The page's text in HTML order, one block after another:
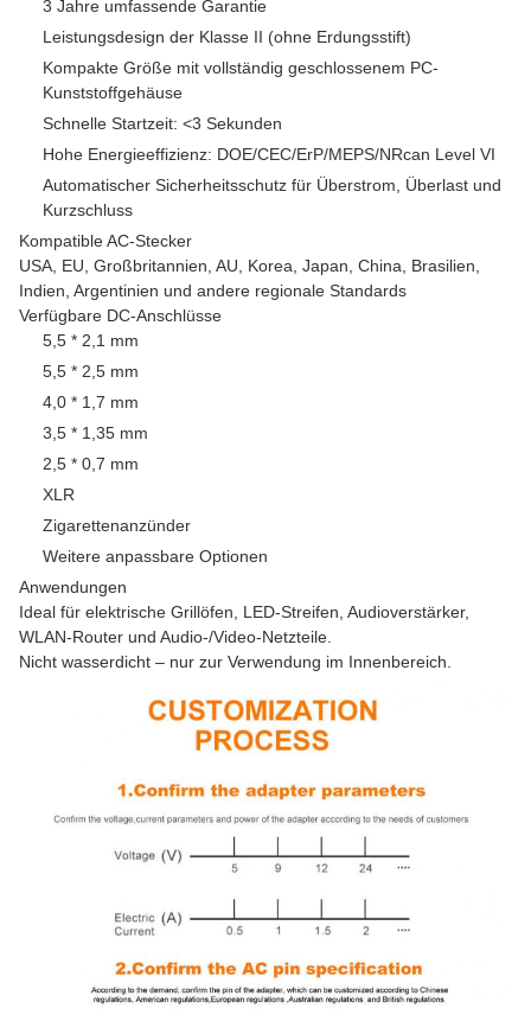
3 Jahre umfassende Garantie
Leistungsdesign der Klasse II (ohne Erdungsstift)
Kompakte Größe mit vollständig geschlossenem PC-
Kunststoffgehäuse
Schnelle Startzeit: <3 Sekunden
Hohe Energieeffizienz: DOE/CEC/ErP/MEPS/NRcan Level VI
Automatischer Sicherheitsschutz für Überstrom, Überlast und
Kurzschluss
Kompatible AC-Stecker
USA, EU, Großbritannien, AU, Korea, Japan, China, Brasilien,
Indien, Argentinien und andere regionale Standards
Verfügbare DC-Anschlüsse
5,5 * 2,1 mm
5,5 * 2,5 mm
4,0 * 1,7 mm
3,5 * 1,35 mm
2,5 * 0,7 mm
XLR
Zigarettenanzünder
Weitere anpassbare Optionen
Anwendungen
Ideal für elektrische Grillöfen, LED-Streifen, Audioverstärker,
WLAN-Router und Audio-/Video-Netzteile.
Nicht wasserdicht – nur zur Verwendung im Innenbereich.